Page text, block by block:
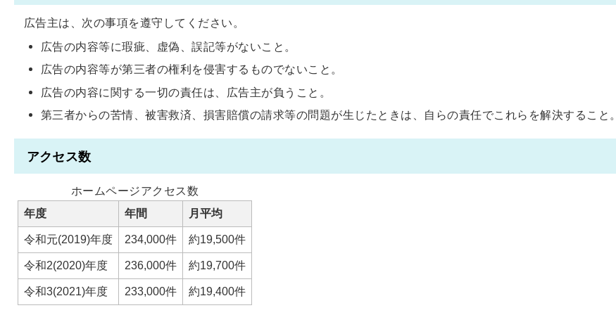
広告主は、次の事項を遵守してください。
広告の内容等に瑕疵、虚偽、誤記等がないこと。
広告の内容等が第三者の権利を侵害するものでないこと。
広告の内容に関する一切の責任は、広告主が負うこと。
第三者からの苦情、被害救済、損害賠償の請求等の問題が生じたときは、自らの責任でこれらを解決すること。
アクセス数
ホームページアクセス数
年度 年間 月平均
令和元(2019)年度 234,000件 約19,500件
令和2(2020)年度 236,000件 約19,700件
令和3(2021)年度 233,000件 約19,400件